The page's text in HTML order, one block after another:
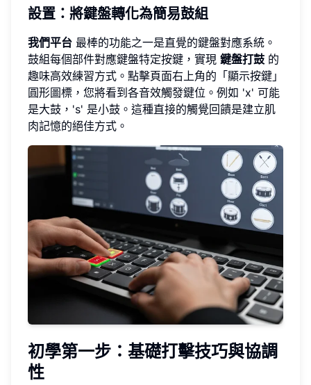
設置：將鍵盤轉化為簡易鼓組
我們平台 最棒的功能之一是直覺的鍵盤對應系統。
鼓組每個部件對應鍵盤特定按鍵，實現 鍵盤打鼓 的
趣味高效練習方式。點擊頁面右上角的「顯示按鍵」
圓形圖標，您將看到各音效觸發鍵位。例如 'x' 可能
是大鼓，'s' 是小鼓。這種直接的觸覺回饋是建立肌
肉記憶的絕佳方式。
初學第一步：基礎打擊技巧與協調
性